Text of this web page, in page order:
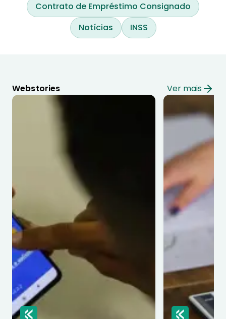
Contrato de Empréstimo Consignado
Notícias
INSS
Webstories Ver mais